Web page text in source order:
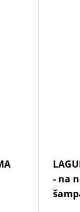
- na